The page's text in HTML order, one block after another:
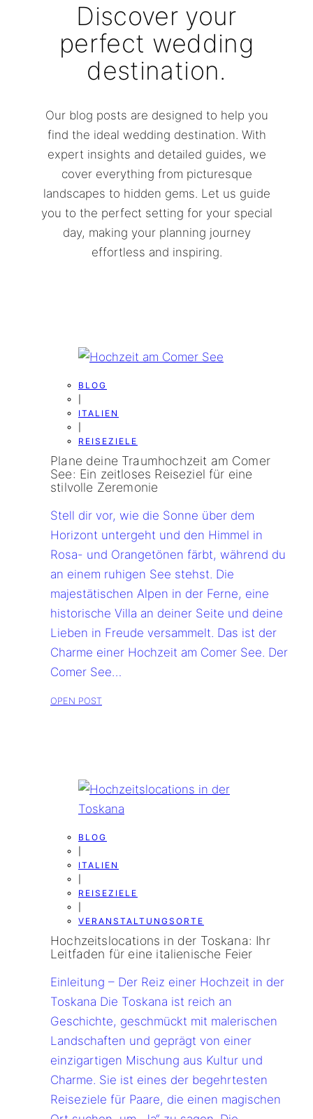
Discover your
perfect wedding
destination.
Our blog posts are designed to help you
find the ideal wedding destination. With
expert insights and detailed guides, we
cover everything from picturesque
landscapes to hidden gems. Let us guide
you to the perfect setting for your special
day, making your planning journey
effortless and inspiring.
BLOG
ITALIEN
REISEZIELE
Plane deine Traumhochzeit am Comer
See: Ein zeitloses Reiseziel für eine
stilvolle Zeremonie
Stell dir vor, wie die Sonne über dem
Horizont untergeht und den Himmel in
Rosa- und Orangetönen färbt, während du
an einem ruhigen See stehst. Die
majestätischen Alpen in der Ferne, eine
historische Villa an deiner Seite und deine
Lieben in Freude versammelt. Das ist der
Charme einer Hochzeit am Comer See. Der
Comer See…
OPEN POST
BLOG
ITALIEN
REISEZIELE
VERANSTALTUNGSORTE
Hochzeitslocations in der Toskana: Ihr
Leitfaden für eine italienische Feier
Einleitung – Der Reiz einer Hochzeit in der
Toskana Die Toskana ist reich an
Geschichte, geschmückt mit malerischen
Landschaften und geprägt von einer
einzigartigen Mischung aus Kultur und
Charme. Sie ist eines der begehrtesten
Reiseziele für Paare, die einen magischen